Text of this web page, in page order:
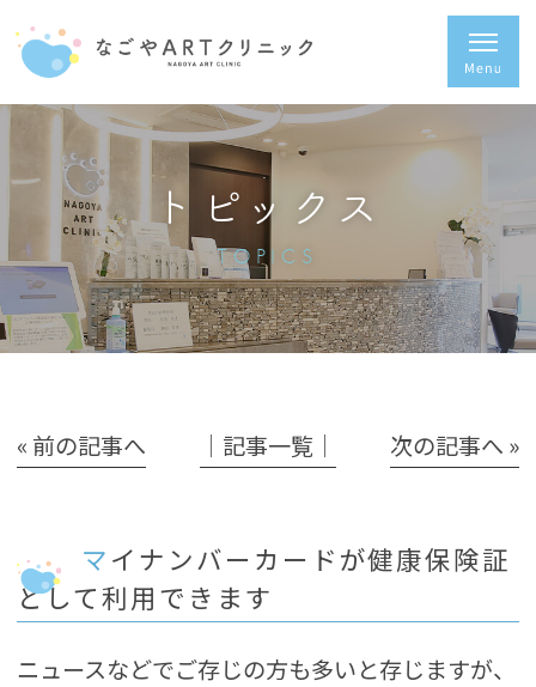
トピックス
TOPICS
« 前の記事へ │記事一覧│ 次の記事へ »
マイナンバーカードが健康保険証
として利用できます
ニュースなどでご存じの方も多いと存じますが、